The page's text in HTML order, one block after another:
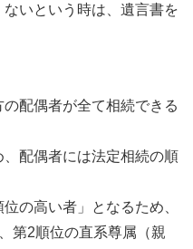
いという時は、遺言書を
配偶者が全て相続できる
配偶者には法定相続の順
の高い者」となるため、
第2順位の直系尊属（親